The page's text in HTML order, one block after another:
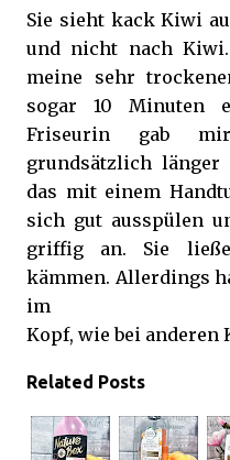
Sie sieht kack Kiwi
und nicht nach
meine sehr
sogar 10 Minuten
Friseurin gab
grundsätzlich
das mit einem
sich gut ausspülen
griffig an. Sie
kämmen. Allerdings
im
Kopf, wie bei anderen
Related Posts